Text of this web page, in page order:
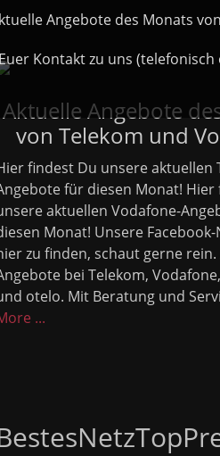
Angebote des Monats
Kontakt zu uns
Aktuelle Angebote
von Telekom und
findest Du unsere aktuellen
für diesen Monat! Hier
aktuellen Vodafone-
Monat! Unsere Facebook-
zu finden, schaut gerne
bei Telekom,
otelo. Mit Beratung und
...